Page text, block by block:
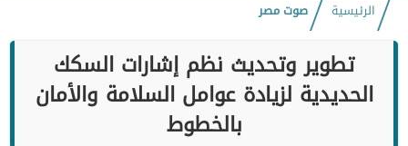
الرئيسية صوت مصر
تطوير وتحديث نظم إشارات السكك
الحديدية لزيادة عوامل السلامة والأمان
بالخطوط